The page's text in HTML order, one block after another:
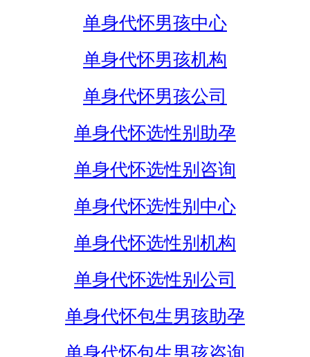
单身代怀男孩中心
单身代怀男孩机构
单身代怀男孩公司
单身代怀选性别助孕
单身代怀选性别咨询
单身代怀选性别中心
单身代怀选性别机构
单身代怀选性别公司
单身代怀包生男孩助孕
单身代怀包生男孩咨询